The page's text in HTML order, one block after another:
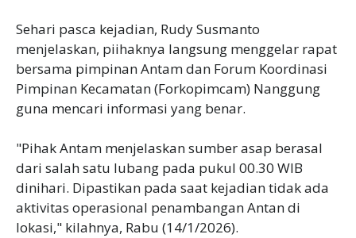
Sehari pasca kejadian, Rudy Susmanto
menjelaskan, piihaknya langsung menggelar rapat
bersama pimpinan Antam dan Forum Koordinasi
Pimpinan Kecamatan (Forkopimcam) Nanggung
guna mencari informasi yang benar.
"Pihak Antam menjelaskan sumber asap berasal
dari salah satu lubang pada pukul 00.30 WIB
dinihari. Dipastikan pada saat kejadian tidak ada
aktivitas operasional penambangan Antan di
lokasi," kilahnya, Rabu (14/1/2026).